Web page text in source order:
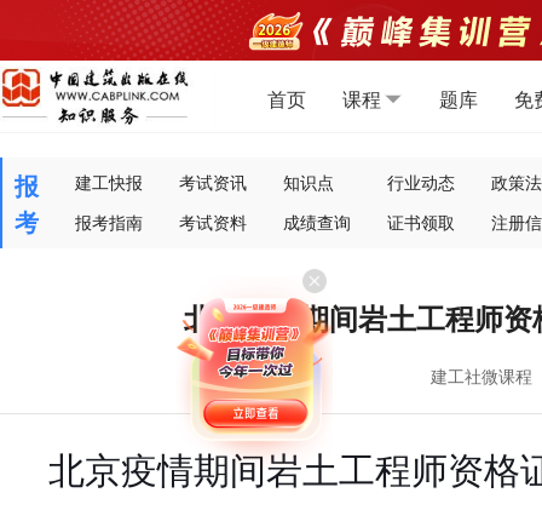
首页 课程 题库 免
报
考
建工快报 考试资讯 知识点 行业动态
政策
报考指南
考试资料 成绩查询 证书领取 注册
北京疫情期间岩土工程师
建工社微课程
北京疫情期间岩土工程师资格